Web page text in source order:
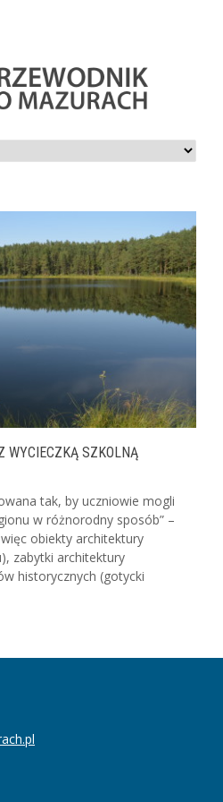
WYCIECZKĄ SZKOLNĄ
tak, by uczniowie mogli
w różnorodny sposób” –
obiekty architektury
zabytki architektury
historycznych (gotycki